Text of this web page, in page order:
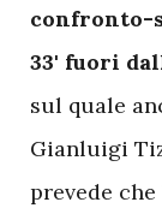
confronto-
33' fuori
sul quale
Gianluigi
prevede che